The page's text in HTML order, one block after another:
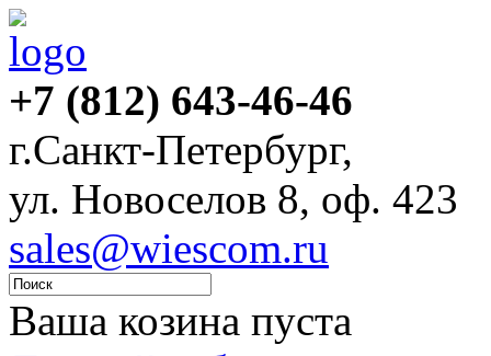
+7 (812) 643-46-46
г.Санкт-Петербург,
ул. Новоселов 8, оф. 423
sales@wiescom.ru
Ваша козина пуста